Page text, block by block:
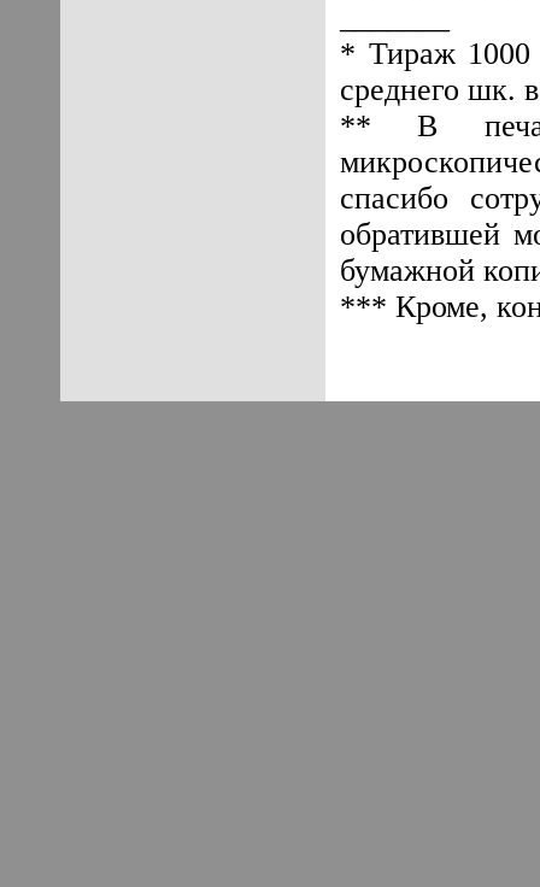
* Тираж 1000
среднего шк.
** В
спасибо
обратившей
бумажной
*** Кроме,